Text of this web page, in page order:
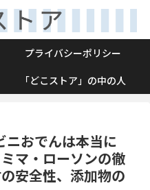
プライバシーポリシー
「どこストア」の中の人
ニおでんは本当に
マ・ローソンの徹
安全性、添加物の